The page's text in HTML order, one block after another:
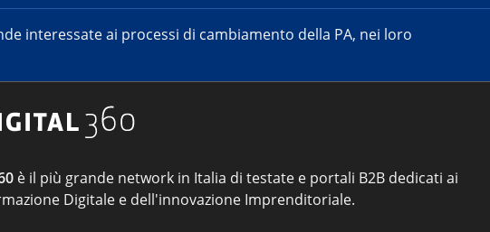
interessate ai processi di cambiamento della PA, nei loro
è il più grande network in Italia di testate e portali B2B dedicati ai
Digitale e dell'innovazione Imprenditoriale.